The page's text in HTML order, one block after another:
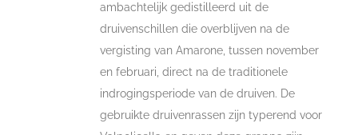
ambachtelijk gedistilleerd uit de
druivenschillen die overblijven na de
vergisting van Amarone, tussen november
en februari, direct na de traditionele
indrogingsperiode van de druiven. De
gebruikte druivenrassen zijn typerend voor